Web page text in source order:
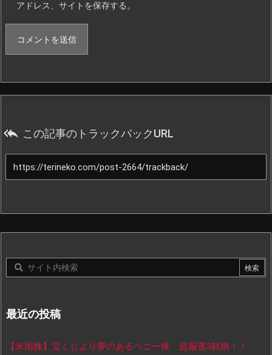
アドレス、サイトを保存する。
 この記事のトラックバックURL
最近の投稿
【米国株】宝くじより夢のあるペニー株 超厳選3銘柄！！